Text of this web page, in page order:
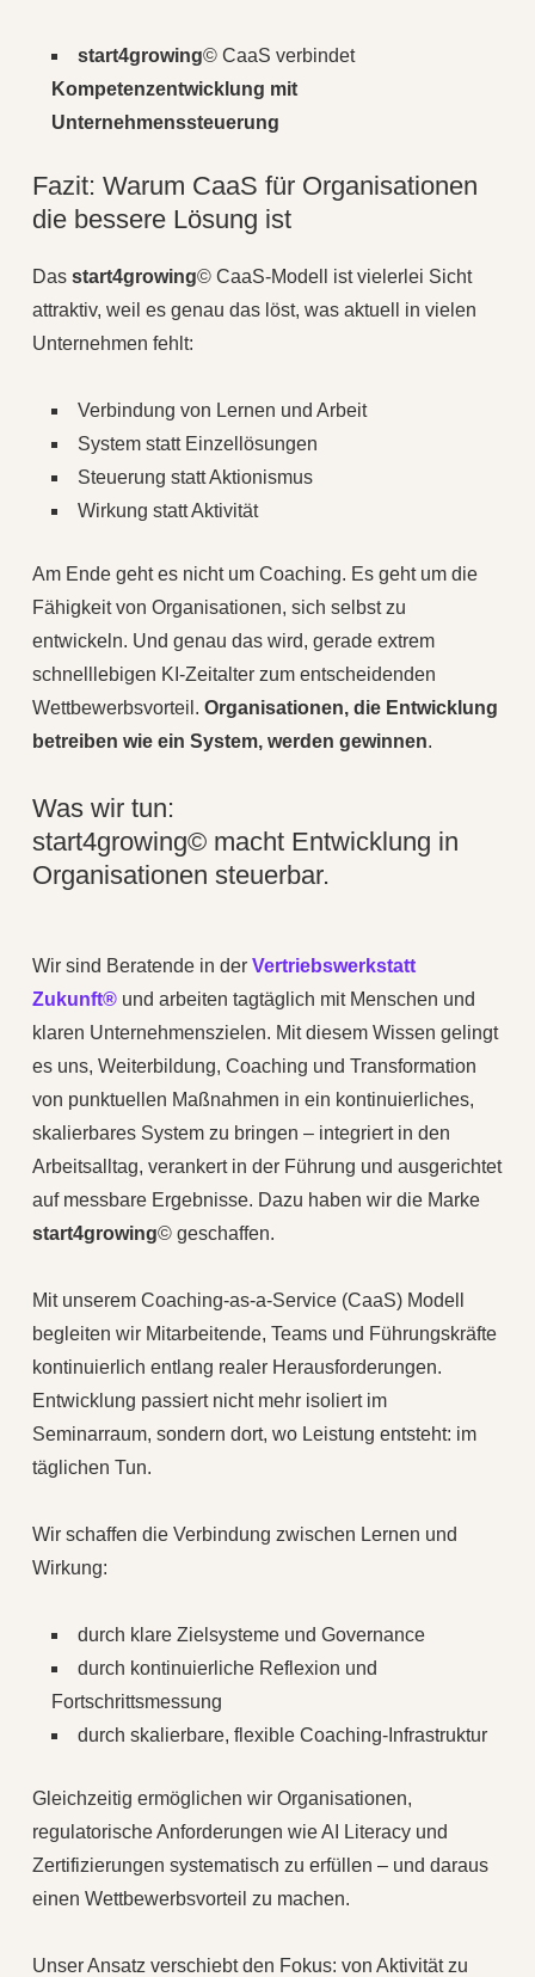
start4growing© CaaS verbindet
Kompetenzentwicklung mit
Unternehmenssteuerung
Fazit: Warum CaaS für Organisationen
die bessere Lösung ist
Das start4growing© CaaS-Modell ist vielerlei Sicht
attraktiv, weil es genau das löst, was aktuell in vielen
Unternehmen fehlt:
Verbindung von Lernen und Arbeit
System statt Einzellösungen
Steuerung statt Aktionismus
Wirkung statt Aktivität
Am Ende geht es nicht um Coaching. Es geht um die
Fähigkeit von Organisationen, sich selbst zu
entwickeln. Und genau das wird, gerade extrem
schnelllebigen KI-Zeitalter zum entscheidenden
Wettbewerbsvorteil. Organisationen, die Entwicklung
betreiben wie ein System, werden gewinnen.
Was wir tun:
start4growing© macht Entwicklung in
Organisationen steuerbar.
Wir sind Beratende in der Vertriebswerkstatt
Zukunft® und arbeiten tagtäglich mit Menschen und
klaren Unternehmenszielen. Mit diesem Wissen gelingt
es uns, Weiterbildung, Coaching und Transformation
von punktuellen Maßnahmen in ein kontinuierliches,
skalierbares System zu bringen – integriert in den
Arbeitsalltag, verankert in der Führung und ausgerichtet
auf messbare Ergebnisse. Dazu haben wir die Marke
start4growing© geschaffen.
Mit unserem Coaching-as-a-Service (CaaS) Modell
begleiten wir Mitarbeitende, Teams und Führungskräfte
kontinuierlich entlang realer Herausforderungen.
Entwicklung passiert nicht mehr isoliert im
Seminarraum, sondern dort, wo Leistung entsteht: im
täglichen Tun.
Wir schaffen die Verbindung zwischen Lernen und
Wirkung:
durch klare Zielsysteme und Governance
durch kontinuierliche Reflexion und
Fortschrittsmessung
durch skalierbare, flexible Coaching-Infrastruktur
Gleichzeitig ermöglichen wir Organisationen,
regulatorische Anforderungen wie AI Literacy und
Zertifizierungen systematisch zu erfüllen – und daraus
einen Wettbewerbsvorteil zu machen.
Unser Ansatz verschiebt den Fokus: von Aktivität zu